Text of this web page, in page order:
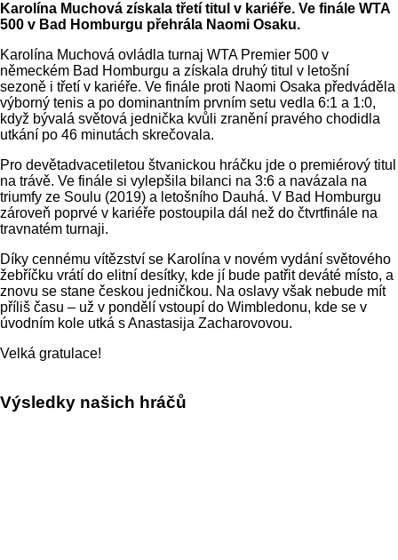
Karolína Muchová získala třetí titul v kariéře. Ve finále WTA
500 v Bad Homburgu přehrála Naomi Osaku.
Karolína Muchová ovládla turnaj WTA Premier 500 v
německém Bad Homburgu a získala druhý titul v letošní
sezoně i třetí v kariéře. Ve finále proti Naomi Osaka předváděla
výborný tenis a po dominantním prvním setu vedla 6:1 a 1:0,
když bývalá světová jednička kvůli zranění pravého chodidla
utkání po 46 minutách skrečovala.
Pro devětadvacetiletou štvanickou hráčku jde o premiérový titul
na trávě. Ve finále si vylepšila bilanci na 3:6 a navázala na
triumfy ze Soulu (2019) a letošního Dauhá. V Bad Homburgu
zároveň poprvé v kariéře postoupila dál než do čtvrtfinále na
travnatém turnaji.
Díky cennému vítězství se Karolína v novém vydání světového
žebříčku vrátí do elitní desítky, kde jí bude patřit deváté místo, a
znovu se stane českou jedničkou. Na oslavy však nebude mít
příliš času – už v pondělí vstoupí do Wimbledonu, kde se v
úvodním kole utká s Anastasija Zacharovovou.
Velká gratulace!
Výsledky našich hráčů